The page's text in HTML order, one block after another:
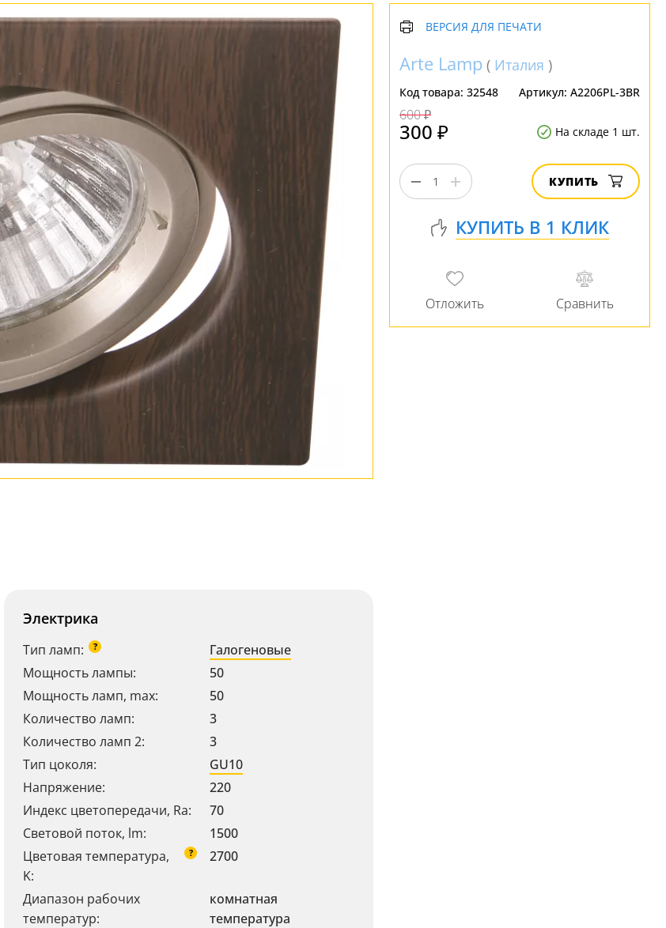
Золото
Электрика
Тип ламп: ?
Галогеновые
Мощность лампы:
50
Мощность ламп, max:
50
Количество ламп:
3
Количество ламп 2:
3
Тип цоколя:
GU10
Напряжение:
220
Индекс цветопередачи, Ra:
70
Световой поток, lm:
1500
Цветовая температура,
K:
? 2700
Диапазон рабочих
температур:
комнатная
температура
ВЕРСИЯ ДЛЯ ПЕЧАТИ
Arte Lamp ( Италия )
Код товара: 32548 Артикул: A2206PL-3BR
600 ₽
300 ₽ На складе 1 шт.
КУПИТЬ